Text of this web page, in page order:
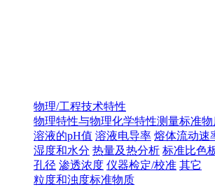
物理/工程技术特性
物理特性与物理化学特性测量标准物
溶液的pH值 溶液电导率 熔体流动速
湿度和水分 热量及热分析 标准比色
孔径 渗透浓度 仪器检定/校准 其它
粒度和浊度标准物质